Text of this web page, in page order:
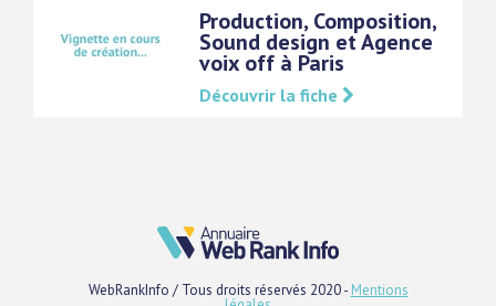
Production, Composition,
Sound design et Agence
voix off à Paris
Découvrir la fiche
WebRankInfo / Tous droits réservés 2020 - Mentions